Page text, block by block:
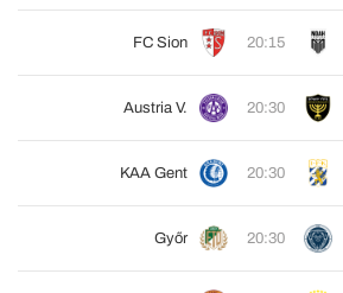
FC Sion 20:15
Austria V. 20:30
KAA Gent 20:30
Győr 20:30